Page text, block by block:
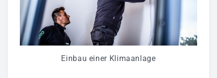
Ansprechpartner
Kontakt
Einbau einer Klimaanlage